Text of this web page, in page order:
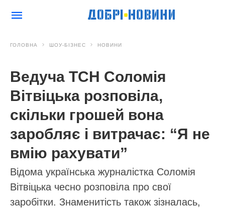
ГОЛОВНА ШОУ-БІЗНЕС НОВИНИ
Ведуча ТСН Соломія
Вітвіцька розповіла,
скільки грошей вона
заробляє і витрачає: “Я не
вмію рахувати”
Відома українська журналістка Соломія
Вітвіцька чесно розповіла про свої
заробітки. Знаменитість також зізналась,